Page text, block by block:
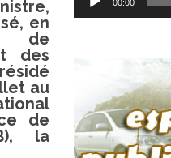
en
de
des
au
de
la
00:00